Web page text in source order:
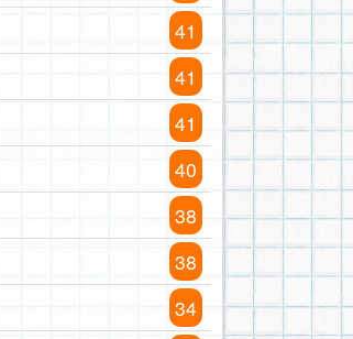
41
41
41
40
38
38
34